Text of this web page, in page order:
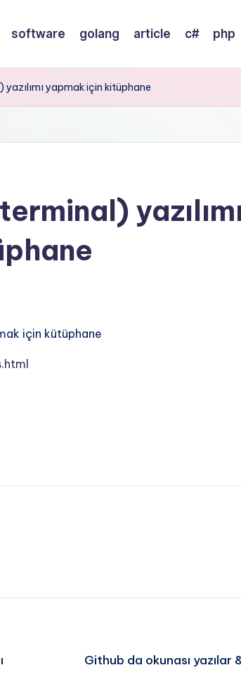
software golang article c# php
yapmak için kitüphane
için kütüphane
Github da okunası yazılar